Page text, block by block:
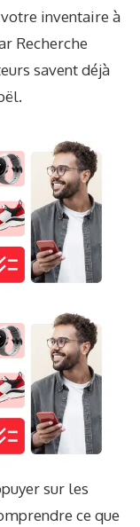
inventaire à
Recherche
savent déjà
sur les
ce que